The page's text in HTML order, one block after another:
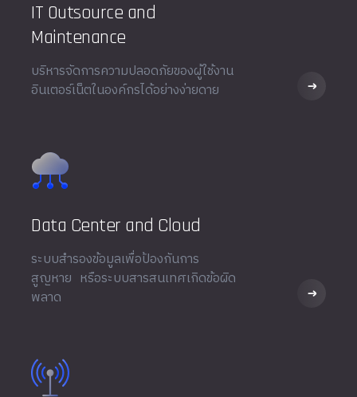
IT Outsource and
Maintenance
บริหารจัดการความปลอดภัยของผู้ใช้งาน
อินเตอร์เน็ตในองค์กรได้อย่างง่ายดาย
Data Center and Cloud
ระบบสำรองข้อมูลเพื่อป้องกันการ
สูญหาย หรือระบบสารสนเทศเกิดข้อผิด
พลาด